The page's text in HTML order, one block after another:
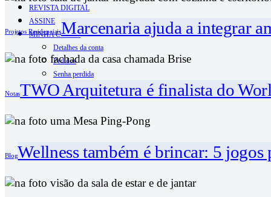
REVISTA DIGITAL
ASSINE
MINHA CONTA
Detalhes da conta
Pedidos
Senha perdida
Log out
Projetos ResidenciaisMarcenaria ajuda a integrar
NotasTWO Arquitetura é finalista do
BlogWellness também é brincar: 5 jogos